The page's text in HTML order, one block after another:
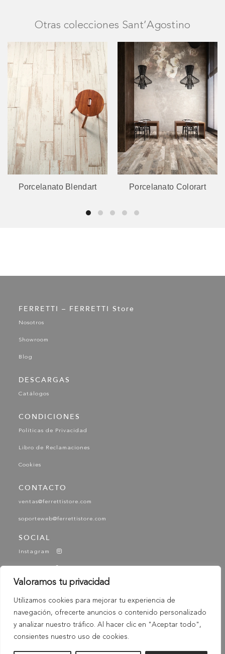
Valoramos tu privacidad
Utilizamos cookies para mejorar tu experiencia de
navegación, ofrecerte anuncios o contenido personalizado
y analizar nuestro tráfico. Al hacer clic en "Aceptar todo",
consientes nuestro uso de cookies.
Otras colecciones Sant’Agostino
Porcelanato Blendart Porcelanato Colorart
FERRETTI – FERRETTI Store
Nosotros
Showroom
Blog
DESCARGAS
Catálogos
CONDICIONES
Políticas de Privacidad
Libro de Reclamaciones
Cookies
CONTACTO
ventas@ferrettistore.com
soporteweb@ferrettistore.com
SOCIAL
Instagram
YouTube
Tik Tok
-
© 2025 Ferretti - Ferretti Store. Todos los derechos
Reservados